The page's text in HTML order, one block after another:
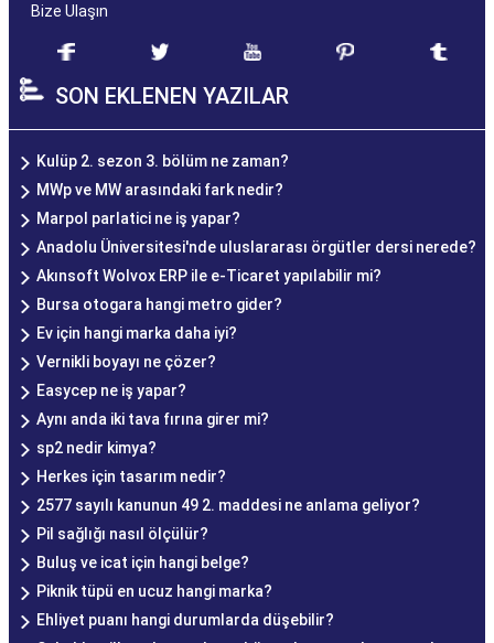
Bize Ulaşın
SON EKLENEN YAZILAR
Kulüp 2. sezon 3. bölüm ne zaman?
MWp ve MW arasındaki fark nedir?
Marpol parlatici ne iş yapar?
Anadolu Üniversitesi'nde uluslararası örgütler dersi nerede?
Akınsoft Wolvox ERP ile e-Ticaret yapılabilir mi?
Bursa otogara hangi metro gider?
Ev için hangi marka daha iyi?
Vernikli boyayı ne çözer?
Easycep ne iş yapar?
Aynı anda iki tava fırına girer mi?
sp2 nedir kimya?
Herkes için tasarım nedir?
2577 sayılı kanunun 49 2. maddesi ne anlama geliyor?
Pil sağlığı nasıl ölçülür?
Buluş ve icat için hangi belge?
Piknik tüpü en ucuz hangi marka?
Ehliyet puanı hangi durumlarda düşebilir?